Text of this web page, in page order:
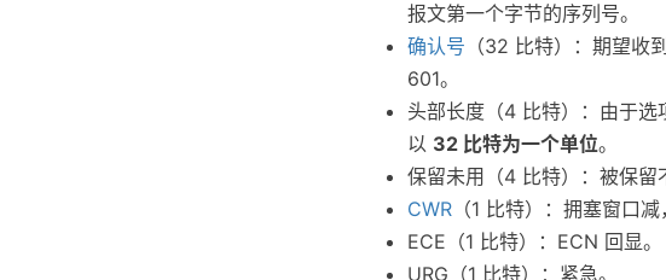
报文第一个字节的序列号。
确认号 （32 比特）：期望收
601。
头部长度（4 比特）：由于
以 32 比特为一个单位。
保留未用（4 比特）：被保留
CWR （1 比特）：拥塞窗口
ECE（1 比特）：ECN 回显。
URG（1 比特）：紧急。